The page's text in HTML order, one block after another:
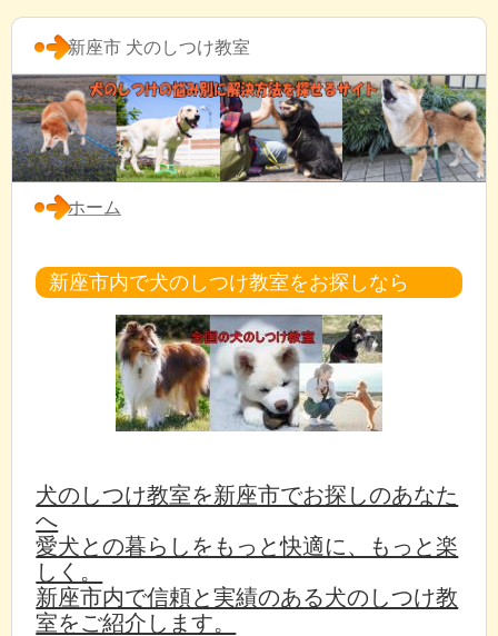
新座市 犬のしつけ教室
ホーム
新座市内で犬のしつけ教室をお探しなら
犬のしつけ教室を新座市でお探しのあなた
へ
愛犬との暮らしをもっと快適に、もっと楽
しく。
新座市内で信頼と実績のある犬のしつけ教
室をご紹介します。